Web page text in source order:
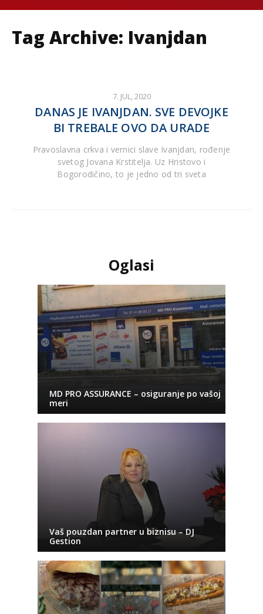
Tag Archive: Ivanjdan
7. JUL, 2020
DANAS JE IVANJDAN. SVE DEVOJKE
BI TREBALE OVO DA URADE
Pravoslavna crkva i vernici slave Ivanjdan, rođenje
svetog Jovana Krstitelja. Uz Hristovo i
Bogorodičino, to je jedno od tri sveta
Oglasi
MD PRO ASSURANCE – osiguranje po vašoj
meri
Vaš pouzdan partner u biznisu – DJ
Gestion